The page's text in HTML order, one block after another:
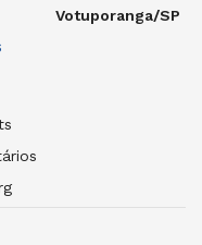
Votuporanga/SP